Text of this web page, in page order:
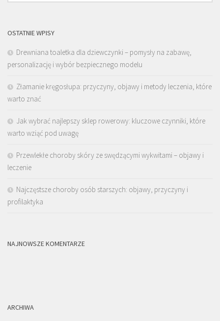
OSTATNIE WPISY
Drewniana toaletka dla dziewczynki – pomysły na zabawę,
personalizację i wybór bezpiecznego modelu
Złamanie kręgosłupa: przyczyny, objawy i metody leczenia, które
warto znać
Jak wybrać najlepszy sklep rowerowy: kluczowe czynniki, które
warto wziąć pod uwagę
Przewlekłe choroby skóry ze swędzącymi wykwitami – objawy i
leczenie
Najczęstsze choroby osób starszych: objawy, przyczyny i
profilaktyka
NAJNOWSZE KOMENTARZE
ARCHIWA